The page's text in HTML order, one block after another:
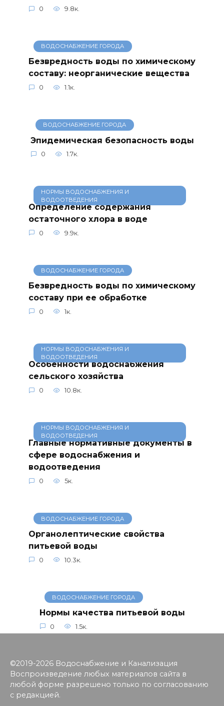
0 9.8к.
ВОДОСНАБЖЕНИЕ ГОРОДА
Безвредность воды по химическому
составу: неорганические вещества
0 1.1к.
ВОДОСНАБЖЕНИЕ ГОРОДА
Эпидемическая безопасность воды
0 1.7к.
НОРМЫ ВОДОСНАБЖЕНИЯ И
ВОДООТВЕДЕНИЯ
Определение содержания
остаточного хлора в воде
0 9.9к.
ВОДОСНАБЖЕНИЕ ГОРОДА
Безвредность воды по химическому
составу при ее обработке
0 1к.
НОРМЫ ВОДОСНАБЖЕНИЯ И
ВОДООТВЕДЕНИЯ
Особенности водоснабжения
сельского хозяйства
0 10.8к.
НОРМЫ ВОДОСНАБЖЕНИЯ И
ВОДООТВЕДЕНИЯ
Главные нормативные документы в
сфере водоснабжения и
водоотведения
0 5к.
ВОДОСНАБЖЕНИЕ ГОРОДА
Органолептические свойства
питьевой воды
0 10.3к.
ВОДОСНАБЖЕНИЕ ГОРОДА
Нормы качества питьевой воды
0 1.5к.
©2019-2026 Водоснабжение и Канализация
Воспроизведение любых материалов сайта в
любой форме разрешено только по согласованию
с редакцией.